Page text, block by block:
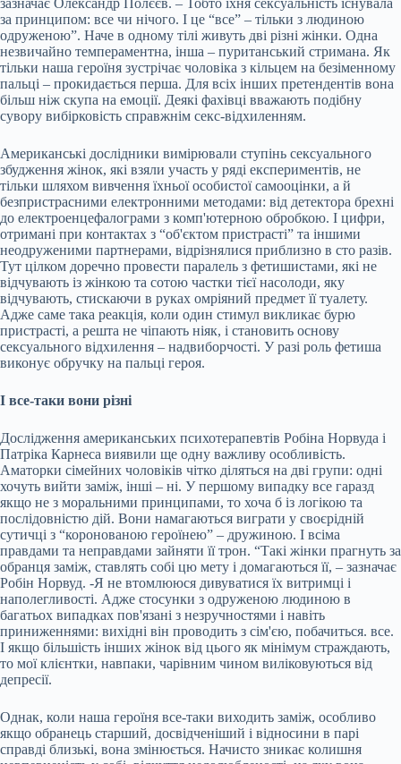
за принципом: все чи нічого. І це “все” – тільки з людиною
одруженою”. Наче в одному тілі живуть дві різні жінки. Одна
незвичайно темпераментна, інша – пуританський стримана. Як
тільки наша героїня зустрічає чоловіка з кільцем на безіменному
пальці – прокидається перша. Для всіх інших претендентів вона
більш ніж скупа на емоції. Деякі фахівці вважають подібну
сувору вибірковість справжнім секс-відхиленням.
Американські дослідники вимірювали ступінь сексуального
збудження жінок, які взяли участь у ряді експериментів, не
тільки шляхом вивчення їхньої особистої самооцінки, а й
безпристрасними електронними методами: від детектора брехні
до електроенцефалограми з комп'ютерною обробкою. І цифри,
отримані при контактах з “об'єктом пристрасті” та іншими
неодруженими партнерами, відрізнялися приблизно в сто разів.
Тут цілком доречно провести паралель з фетишистами, які не
відчувають із жінкою та сотою частки тієї насолоди, яку
відчувають, стискаючи в руках омріяний предмет її туалету.
Адже саме така реакція, коли один стимул викликає бурю
пристрасті, а решта не чіпають ніяк, і становить основу
сексуального відхилення – надвиборчості. У разі роль фетиша
виконує обручку на пальці героя.
І все-таки вони різні
Дослідження американських психотерапевтів Робіна Норвуда і
Патріка Карнеса виявили ще одну важливу особливість.
Аматорки сімейних чоловіків чітко діляться на дві групи: одні
хочуть вийти заміж, інші – ні. У першому випадку все гаразд
якщо не з моральними принципами, то хоча б із логікою та
послідовністю дій. Вони намагаються виграти у своєрідній
сутичці з “коронованою героїнею” – дружиною. І всіма
правдами та неправдами зайняти її трон. “Такі жінки прагнуть за
обранця заміж, ставлять собі цю мету і домагаються її, – зазначає
Робін Норвуд. -Я не втомлююся дивуватися їх витримці і
наполегливості. Адже стосунки з одруженою людиною в
багатьох випадках пов'язані з незручностями і навіть
приниженнями: вихідні він проводить з сім'єю, побачиться. все.
І якщо більшість інших жінок від цього як мінімум страждають,
то мої клієнтки, навпаки, чарівним чином виліковуються від
депресії.
Однак, коли наша героїня все-таки виходить заміж, особливо
якщо обранець старший, досвідченіший і відносини в парі
справді близькі, вона змінюється. Начисто зникає колишня